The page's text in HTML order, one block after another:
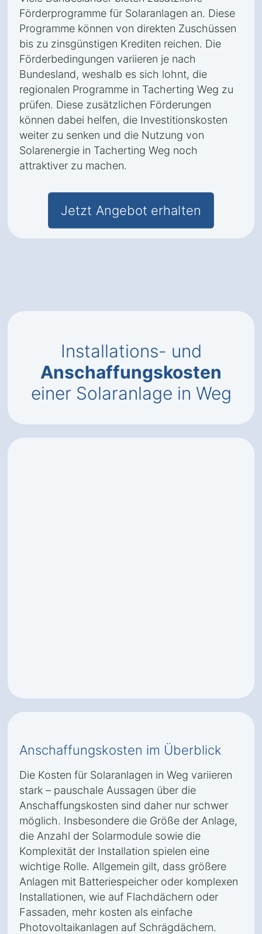
Förderprogramme für Solaranlagen an. Diese
Programme können von direkten Zuschüssen
bis zu zinsgünstigen Krediten reichen. Die
Förderbedingungen variieren je nach
Bundesland, weshalb es sich lohnt, die
regionalen Programme in Tacherting Weg zu
prüfen. Diese zusätzlichen Förderungen
können dabei helfen, die Investitionskosten
weiter zu senken und die Nutzung von
Solarenergie in Tacherting Weg noch
attraktiver zu machen.
Jetzt Angebot erhalten
Installations- und
Anschaffungskosten
einer Solaranlage in Weg
Anschaffungskosten im Überblick
Die Kosten für Solaranlagen in Weg variieren
stark – pauschale Aussagen über die
Anschaffungskosten sind daher nur schwer
möglich. Insbesondere die Größe der Anlage,
die Anzahl der Solarmodule sowie die
Komplexität der Installation spielen eine
wichtige Rolle. Allgemein gilt, dass größere
Anlagen mit Batteriespeicher oder komplexen
Installationen, wie auf Flachdächern oder
Fassaden, mehr kosten als einfache
Photovoltaikanlagen auf Schrägdächern.